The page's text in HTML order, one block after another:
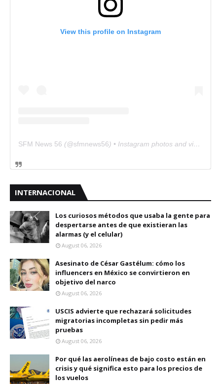
View this profile on Instagram
SFM News 56 (@sfmnews56) • Instagram photos and videos
INTERNACIONAL
Los curiosos métodos que usaba la gente para
despertarse antes de que existieran las
alarmas (y el celular)
August 06, 2026
Asesinato de César Gastélum: cómo los
influencers en México se convirtieron en
objetivo del narco
August 06, 2026
USCIS advierte que rechazará solicitudes
migratorias incompletas sin pedir más
pruebas
August 06, 2026
Por qué las aerolíneas de bajo costo están en
crisis y qué significa esto para los precios de
los vuelos